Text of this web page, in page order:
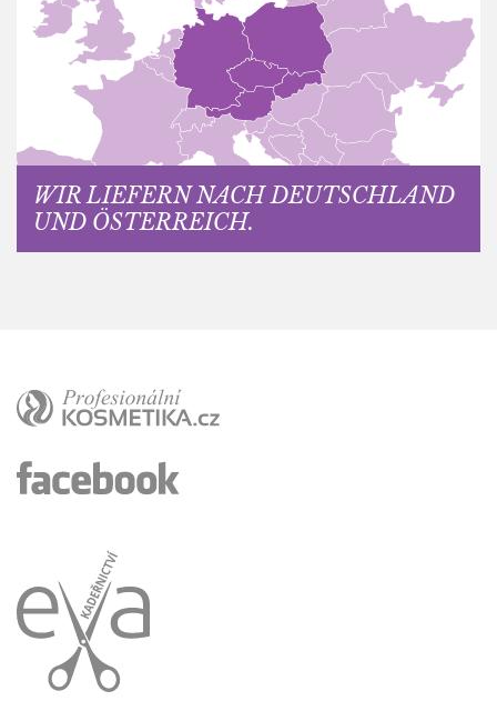
WIR LIEFERN NACH DEUTSCHLAND
UND ÖSTERREICH.